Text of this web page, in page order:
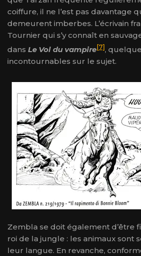
coiffure, il ne l’est pas davantage
demeurent imberbes. L’écrivain
Tournier qui s’y connaît en
dans Le Vol du vampire [7] ,
incontournables sur le sujet.
Zembla se doit également d’être
roi de la jungle : les animaux sont
leur langue. En revanche,